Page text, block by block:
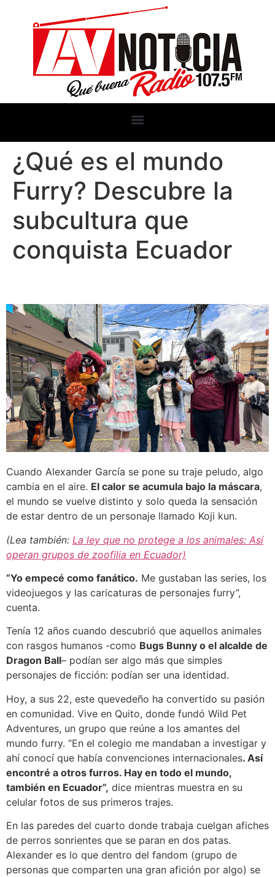
¿Qué es el mundo
Furry? Descubre la
subcultura que
conquista Ecuador
Cuando Alexander García se pone su traje peludo, algo
cambia en el aire. El calor se acumula bajo la máscara,
el mundo se vuelve distinto y solo queda la sensación
de estar dentro de un personaje llamado Koji kun.
(Lea también: La ley que no protege a los animales: Así
operan grupos de zoofilia en Ecuador)
“Yo empecé como fanático. Me gustaban las series, los
videojuegos y las caricaturas de personajes furry”,
cuenta.
Tenía 12 años cuando descubrió que aquellos animales
con rasgos humanos -como Bugs Bunny o el alcalde de
Dragon Ball– podían ser algo más que simples
personajes de ficción: podían ser una identidad.
Hoy, a sus 22, este quevedeño ha convertido su pasión
en comunidad. Vive en Quito, donde fundó Wild Pet
Adventures, un grupo que reúne a los amantes del
mundo furry. “En el colegio me mandaban a investigar y
ahí conocí que había convenciones internacionales. Así
encontré a otros furros. Hay en todo el mundo,
también en Ecuador”, dice mientras muestra en su
celular fotos de sus primeros trajes.
En las paredes del cuarto donde trabaja cuelgan afiches
de perros sonrientes que se paran en dos patas.
Alexander es lo que dentro del fandom (grupo de
personas que comparten una gran afición por algo) se